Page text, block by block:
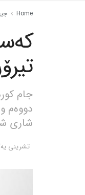
Home
جام
شاری
تشرینی یه‌كه‌م